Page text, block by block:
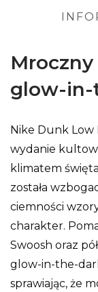
glow-
Nike Dunk Low
wydanie
klimatem
została
ciemności
charakter.
Swoosh oraz
glow-in-the-
sprawiając, że